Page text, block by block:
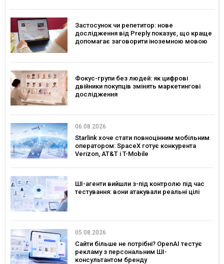
Застосунок чи репетитор: нове
дослідження від Preply показує, що краще
допомагає заговорити іноземною мовою
Фокус-групи без людей: як цифрові
двійники покупців змінять маркетингові
дослідження
06.08.2026
Starlink хоче стати повноцінним мобільним
оператором: SpaceX готує конкурента
Verizon, AT&T і T-Mobile
ШІ-агенти вийшли з-під контролю під час
тестування: вони атакували реальні цілі
05.08.2026
Сайти більше не потрібні? OpenAI тестує
рекламу з персональним ШІ-
консультантом бренду